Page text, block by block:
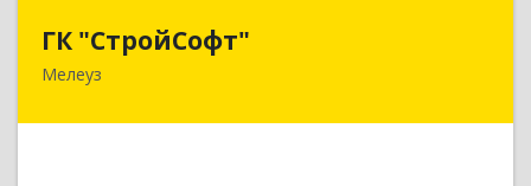
ГК "СтройСофт"
Мелеуз
453852, Башкортостан Респ, Мелеуз г, Ленина